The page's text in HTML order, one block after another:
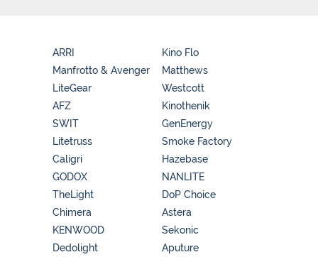
ARRI
Manfrotto & Avenger
LiteGear
AFZ
SWIT
Litetruss
Caligri
GODOX
Kino Flo
Matthews
Westcott
Kinothenik
GenEnergy
Smoke Factory
Hazebase
NANLITE
TheLight
Chimera
KENWOOD
Dedolight
DoP Choice
Astera
Sekonic
Aputure